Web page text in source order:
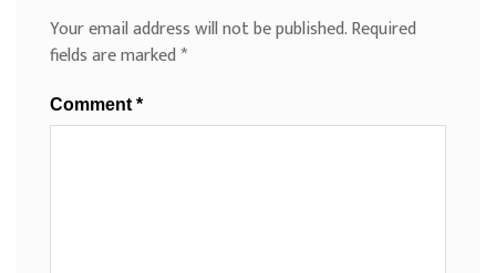
Your email address will not be published.Required
fields are marked*
Comment *